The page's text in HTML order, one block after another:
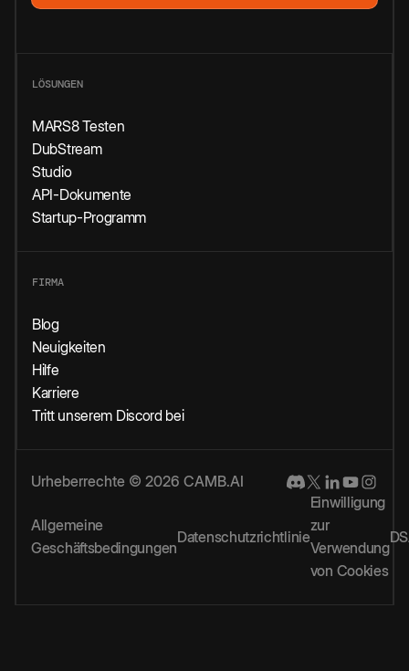
LÖSUNGEN
MARS8 Testen
DubStream
Studio
API-Dokumente
Startup-Programm
FIRMA
Blog
Neuigkeiten
Hilfe
Karriere
Tritt unserem Discord bei
Urheberrechte © 2026 CAMB.AI
Allgemeine
Geschäftsbedingungen
Datenschutzrichtlinie
Einwilligung
zur
Verwendung
von Cookies